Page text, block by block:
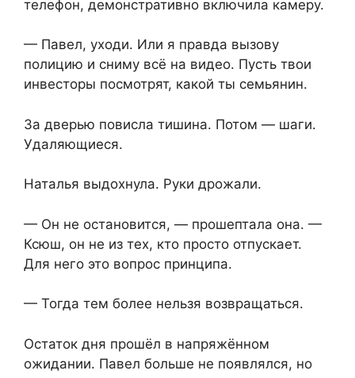
телефон, демонстративно включила камеру.
— Павел, уходи. Или я правда вызову
полицию и сниму всё на видео. Пусть твои
инвесторы посмотрят, какой ты семьянин.
За дверью повисла тишина. Потом — шаги.
Удаляющиеся.
Наталья выдохнула. Руки дрожали.
— Он не остановится, — прошептала она. —
Ксюш, он не из тех, кто просто отпускает.
Для него это вопрос принципа.
— Тогда тем более нельзя возвращаться.
Остаток дня прошёл в напряжённом
ожидании. Павел больше не появлялся, но